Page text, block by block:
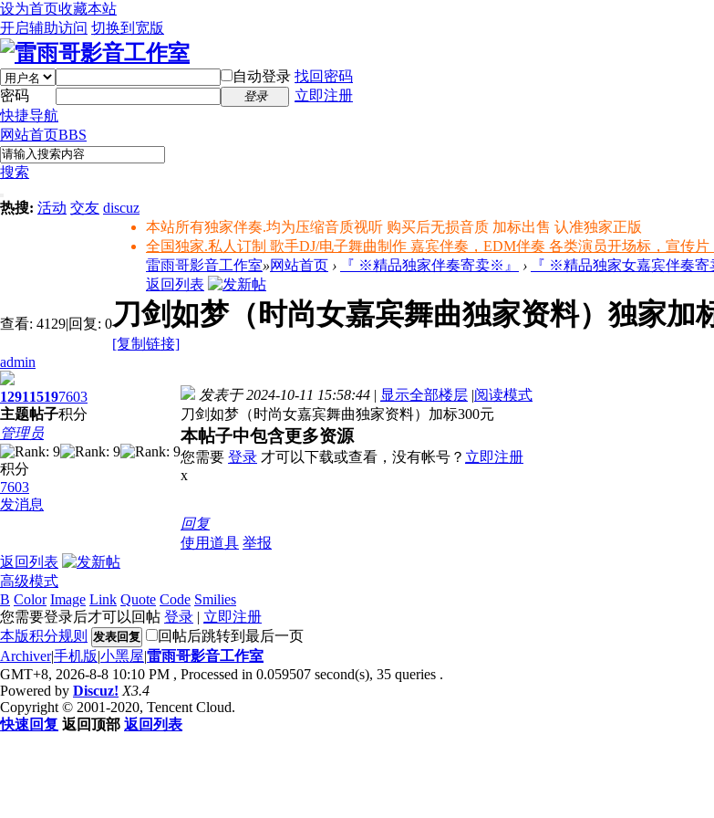
设为首页收藏本站
开启辅助访问 切换到宽版
自动登录 找回密码
密码
登录
立即注册
快捷导航
网站首页BBS
搜索
热搜: 活动 交友 discuz
本站所有独家伴奏.均为压缩音质视听 购买后无损音质 加标出售 认准独家正版
全国独家.私人订制 歌手DJ/电子舞曲制作 嘉宾伴奏，EDM伴奏 各类演员开场标，宣传片
雷雨哥影音工作室»网站首页 › 『 ※精品独家伴奏寄卖※』 › 『 ※精品独家女嘉宾伴奏寄
返回列表
查看: 4129|回复: 0 刀剑如梦（时尚女嘉宾舞曲独家资料）独家加
[复制链接]
admin
1291
主题
1519
帖子
7603
积分
管理员
积分
7603
发消息
发表于 2024-10-11 15:58:44 | 显示全部楼层 |阅读模式
刀剑如梦（时尚女嘉宾舞曲独家资料）加标300元
本帖子中包含更多资源
您需要 登录 才可以下载或查看，没有帐号？ 立即注册
x
回复
使用道具 举报
返回列表
高级模式
B Color Image Link Quote Code Smilies
您需要登录后才可以回帖 登录 | 立即注册
本版积分规则
发表回复
回帖后跳转到最后一页
Archiver|手机版|小黑屋|雷雨哥影音工作室
GMT+8, 2026-8-8 10:10 PM , Processed in 0.059507 second(s), 35 queries .
Powered by Discuz! X3.4
Copyright © 2001-2020, Tencent Cloud.
快速回复 返回顶部 返回列表